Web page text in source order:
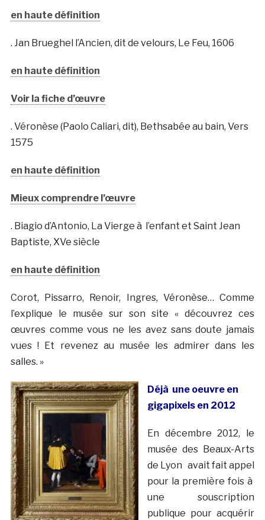
en haute définition
. Jan Brueghel l’Ancien, dit de velours, Le Feu, 1606
en haute définition
Voir la fiche d’œuvre
. Véronèse (Paolo Caliari, dit), Bethsabée au bain, Vers
1575
en haute définition
Mieux comprendre l’œuvre
. Biagio d’Antonio, La Vierge à l’enfant et Saint Jean
Baptiste, XVe siècle
en haute définition
Corot, Pissarro, Renoir, Ingres, Véronèse… Comme
l’explique le musée sur son site « découvrez ces
œuvres comme vous ne les avez sans doute jamais
vues ! Et revenez au musée les admirer dans les
salles. »
Déjà une oeuvre en
gigapixels en 2012
En décembre 2012, le
musée des Beaux-Arts
de Lyon avait fait appel
pour la première fois à
une souscription
publique pour acquérir